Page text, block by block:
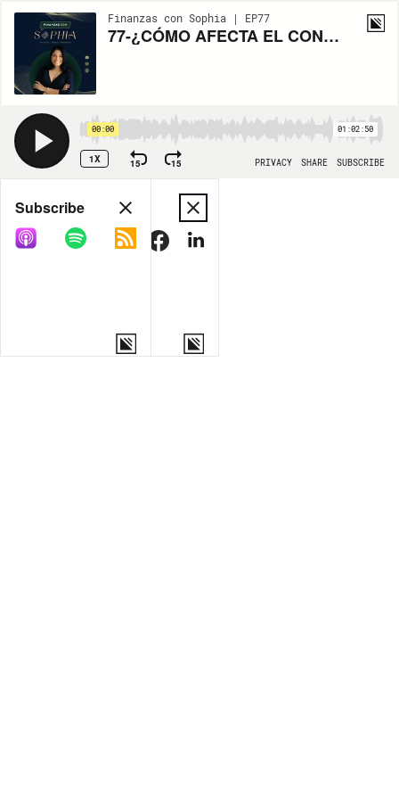
Finanzas con Sophia | EP77
77-¿CÓMO AFECTA EL CONFLICTO RUSIA - UCRANIA A LAS INVERSIONES?
00:00 01:02:50
1X 15 15 PRIVACY SHARE SUBSCRIBE
Share
COPY LINK
Subscribe